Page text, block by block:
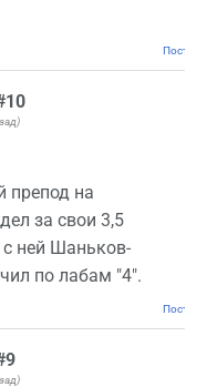
препод на
за свои 3,5
ней Шаньков-
по лабам "4".